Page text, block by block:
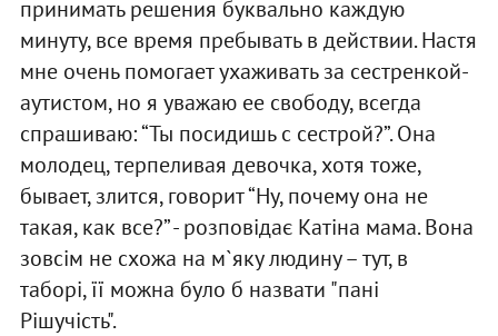
принимать решения буквально каждую
минуту, все время пребывать в действии. Настя
мне очень помогает ухаживать за сестренкой-
аутистом, но я уважаю ее свободу, всегда
спрашиваю: “Ты посидишь с сестрой?”. Она
молодец, терпеливая девочка, хотя тоже,
бывает, злится, говорит “Ну, почему она не
такая, как все?” - розповідає Катіна мама. Вона
зовсім не схожа на м`яку людину – тут, в
таборі, її можна було б назвати "пані
Рішучість".